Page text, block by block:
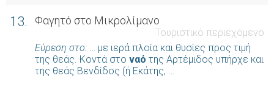
13. Φαγητό στο Μικρολίμανο
Τουριστικό περιεχόμενο
Εύρεση στο: … με ιερά πλοία και θυσίες προς τιμή
της θεάς. Κοντά στο ναό της Αρτέμιδος υπήρχε και
της θεάς Βενδίδος (ή Εκάτης, …